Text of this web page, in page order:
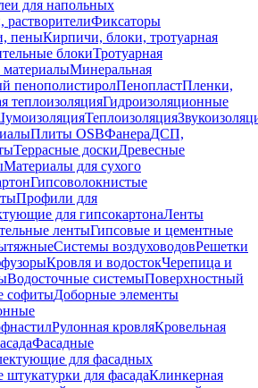
для напольных
растворителиФиксаторы
пеныКирпичи, блоки, тротуарная
блокиТротуарная
Минеральная
пенополистиролПенопластПленки,
теплоизоляцияГидроизоляционные
Теплоизоляция
Плиты OSBФанераДСП,
Террасные доскиДревесные
Материалы для сухого
Гипсоволокнистые
Профили для
для гипсокартонаЛенты
лентыГипсовые и цементные
Системы воздуховодовРешетки
Кровля и водостокЧерепица и
Водосточные системыПоверхностный
софитыДоборные элементы
Рулонная кровляКровельная
Фасадные
для фасадных
штукатурки для фасадаКлинкерная